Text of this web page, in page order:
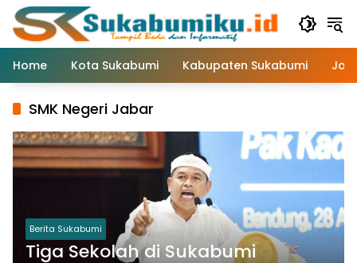
Langsung
konten
Home
Kota Sukabumi Kabupaten Sukabumi
SMK Negeri Jabar
Berita Sukabumi
Tiga Sekolah di Sukabumi